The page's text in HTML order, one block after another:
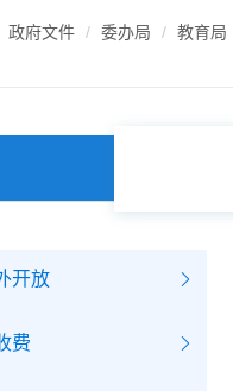
政府文件 委办局 教育局
开放
费